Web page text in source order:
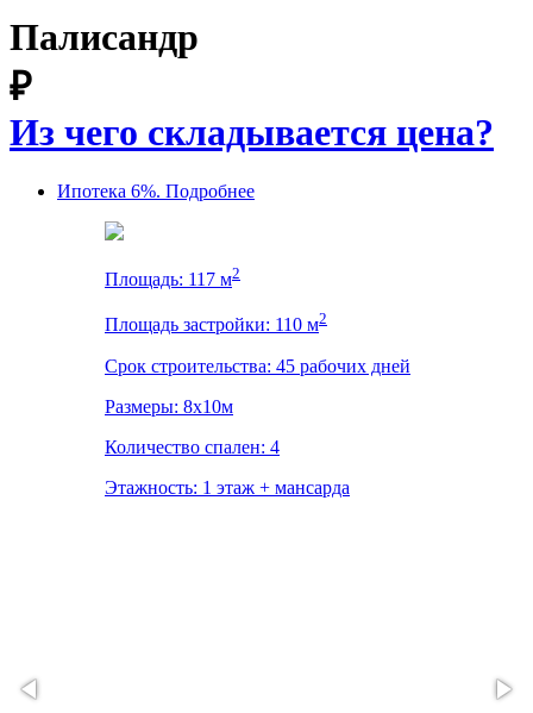
Палисандр
₽
Из чего складывается цена?
Ипотека 6%. Подробнее
Площадь: 117 м2
Площадь застройки: 110 м2
Срок строительства: 45 рабочих дней
Размеры: 8х10м
Количество спален: 4
Этажность: 1 этаж + мансарда